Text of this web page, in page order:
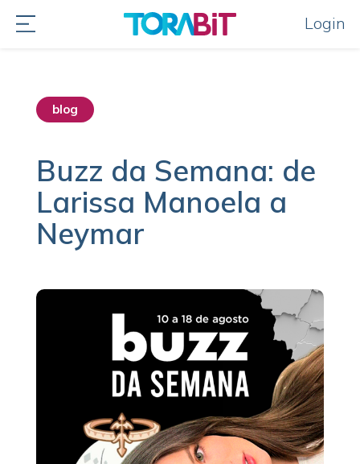
Login
blog
Buzz da Semana: de
Larissa Manoela a
Neymar